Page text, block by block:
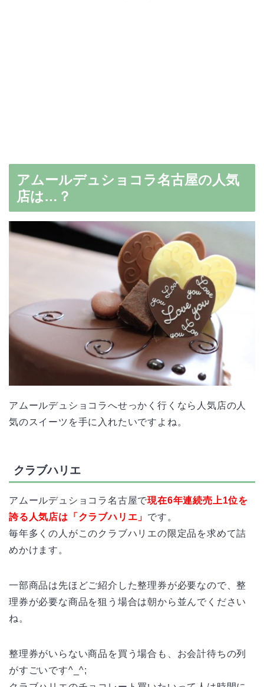
アムールデュショコラ名古屋の人気
店は…？
アムールデュショコラへせっかく行くなら人気店の人
気のスイーツを手に入れたいですよね。
クラブハリエ
アムールデュショコラ名古屋で現在6年連続売上1位を
誇る人気店は「クラブハリエ」 です。
毎年多くの人がこのクラブハリエの限定品を求めて詰
めかけます。
一部商品は先ほどご紹介した整理券が必要なので、整
理券が必要な商品を狙う場合は朝から並んでください
ね。
整理券がいらない商品を買う場合も、お会計待ちの列
がすごいです^_^;